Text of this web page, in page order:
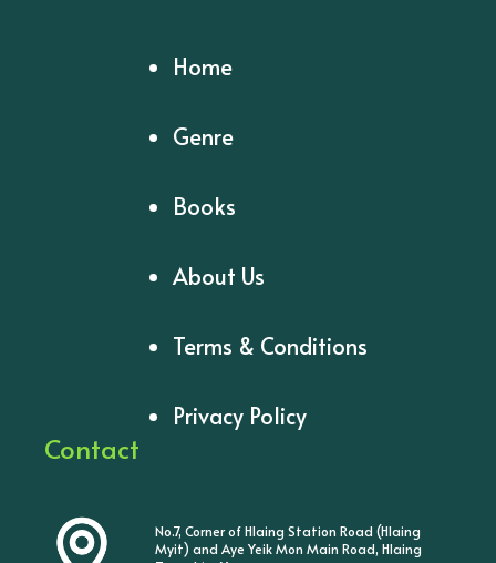
Home
Genre
Books
About Us
Terms & Conditions
Privacy Policy
Contact
No.7, Corner of Hlaing Station Road (Hlaing
Myit) and Aye Yeik Mon Main Road, Hlaing